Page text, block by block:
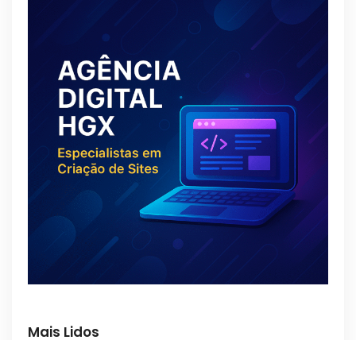
Mais Lidos